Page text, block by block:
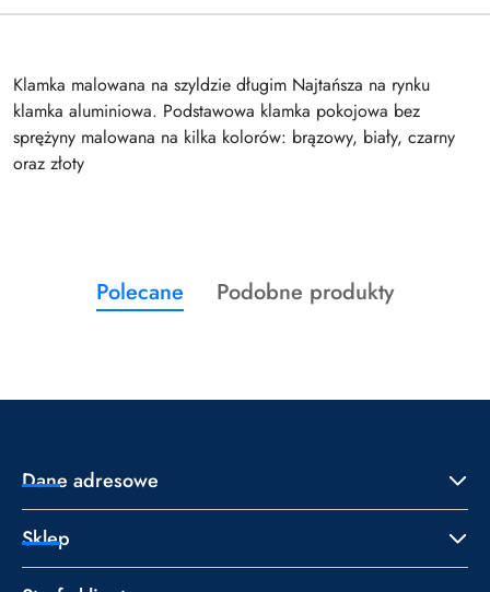
Klamka malowana na szyldzie długim Najtańsza na rynku
klamka aluminiowa. Podstawowa klamka pokojowa bez
sprężyny malowana na kilka kolorów: brązowy, biały, czarny
oraz złoty
Pomiń karuzelę produktów
Produkty
o
Polecane
Produkty
Podobne produkty
Dane adresowe
Sklep